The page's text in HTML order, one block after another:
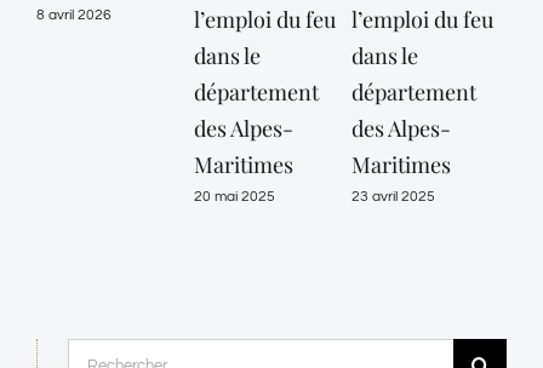
8 avril 2026
l’emploi du feu
dans le
département
des Alpes-
Maritimes
20 mai 2025
l’emploi du feu
dans le
département
des Alpes-
Maritimes
23 avril 2025